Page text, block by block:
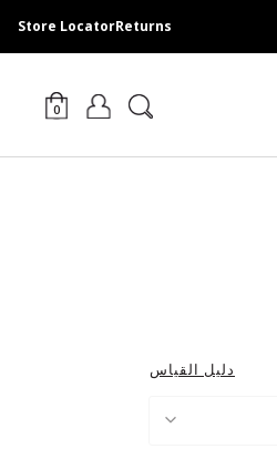
Returns
Store Locator
0
دليل القياس